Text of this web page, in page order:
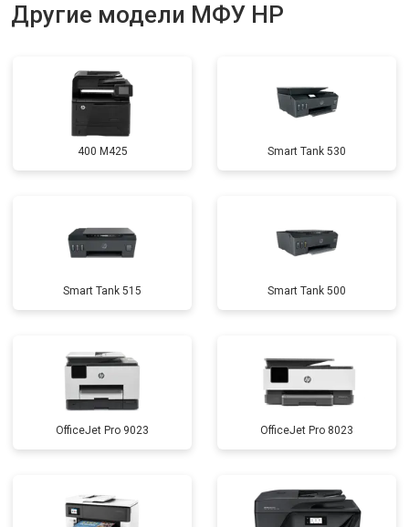
Другие модели МФУ HP
400 M425 Smart Tank 530
Smart Tank 515 Smart Tank 500
OfficeJet Pro 9023 OfficeJet Pro 8023